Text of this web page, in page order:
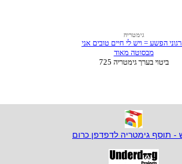
- תוסף גימטריה לדפדפן כרום